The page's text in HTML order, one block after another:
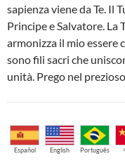
sapienza viene da Te. Il
Principe e Salvatore. La
armonizza il mio essere
sono fili sacri che
unità. Prego nel
Español English Português